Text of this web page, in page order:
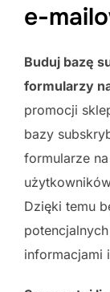
e-
Buduj bazę
formularzy
promocji
bazy
formularze
Dzięki temu
informacjami